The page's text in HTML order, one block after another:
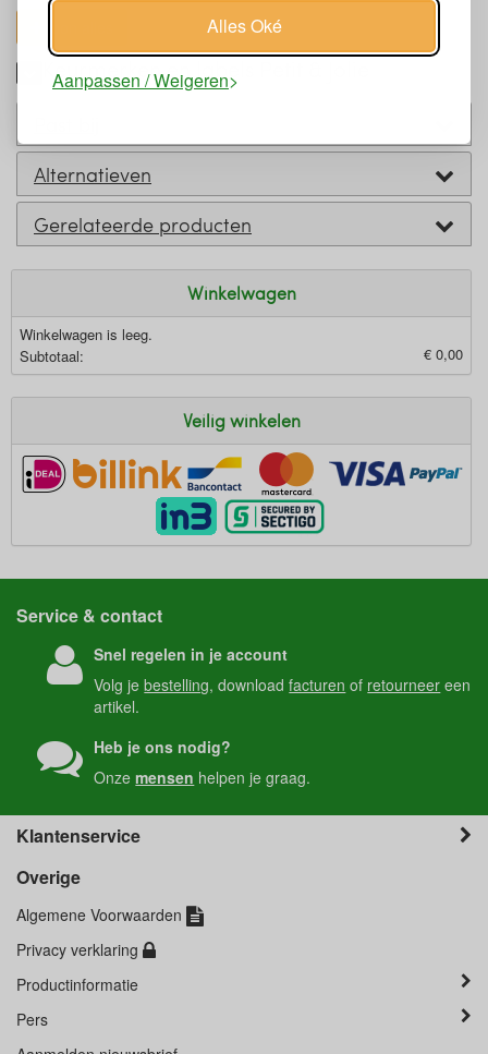
Alles Oké
Aanpassen / Weigeren
Keurmerken en labels Petit & Jolie
Alternatieven
Gerelateerde producten
Winkelwagen
Winkelwagen is leeg.
Subtotaal:
€ 0,00
Veilig winkelen
Service & contact
Snel regelen in je account
Volg jebestelling, downloadfacturen of retourneer een
artikel.
Heb je ons nodig?
Onzemensen helpen je graag.
Klantenservice
Overige
Algemene Voorwaarden
Privacy verklaring
Productinformatie
Pers